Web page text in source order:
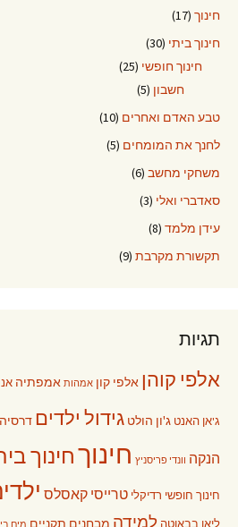
חינוך (17)
חינוך ביתי (30)
חינוך חופשי (25)
חשבון (5)
טבע האדם ואחרים (10)
לחנך את המומחים (5)
משחקי מחשב (6)
סאדברי ואלי (3)
עידן מלמד (8)
תקשורת מקרבת (9)
תגיות
אלפי קוהן אלפי קון אמהות אמפתיה
ג'אן האנט ג'ון הולט גידול ילדים
הנקה וונדי פריסניץ חינוךחינוך
חינוך חופשי רדיקלי טרייסי קאסלס
ליאו בבאוטה למידה מבחנים תקניים